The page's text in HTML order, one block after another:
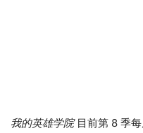
我的英雄学院目前第 8 季